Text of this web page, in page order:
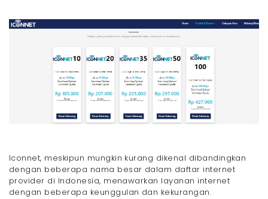
Iconnet, meskipun mungkin kurang dikenal dibandingkan
dengan beberapa nama besar dalam daftar internet
provider di Indonesia, menawarkan layanan internet
dengan beberapa keunggulan dan kekurangan.